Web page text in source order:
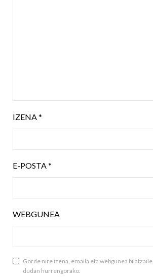
IZENA *
E-POSTA *
WEBGUNEA
Gorde nire izena, emaila eta webgunea
dudan hurrengorako.